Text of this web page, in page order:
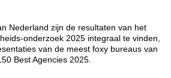
Nederland zijn de resultaten van het
onderzoek 2025 integraal te vinden,
van de meest foxy bureaus van
Best Agencies 2025.